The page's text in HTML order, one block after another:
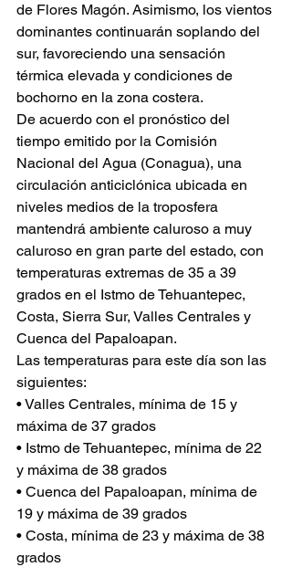
de Flores Magón. Asimismo, los vientos
dominantes continuarán soplando del
sur, favoreciendo una sensación
térmica elevada y condiciones de
bochorno en la zona costera.
De acuerdo con el pronóstico del
tiempo emitido por la Comisión
Nacional del Agua (Conagua), una
circulación anticiclónica ubicada en
niveles medios de la troposfera
mantendrá ambiente caluroso a muy
caluroso en gran parte del estado, con
temperaturas extremas de 35 a 39
grados en el Istmo de Tehuantepec,
Costa, Sierra Sur, Valles Centrales y
Cuenca del Papaloapan.
Las temperaturas para este día son las
siguientes:
• Valles Centrales, mínima de 15 y
máxima de 37 grados
• Istmo de Tehuantepec, mínima de 22
y máxima de 38 grados
• Cuenca del Papaloapan, mínima de
19 y máxima de 39 grados
• Costa, mínima de 23 y máxima de 38
grados